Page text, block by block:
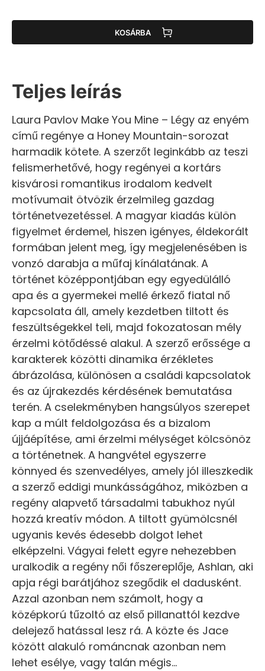
KOSÁRBA
Teljes leírás
Laura Pavlov Make You Mine – Légy az enyém
című regénye a Honey Mountain-sorozat
harmadik kötete. A szerzőt leginkább az teszi
felismerhetővé, hogy regényei a kortárs
kisvárosi romantikus irodalom kedvelt
motívumait ötvözik érzelmileg gazdag
történetvezetéssel. A magyar kiadás külön
figyelmet érdemel, hiszen igényes, éldekorált
formában jelent meg, így megjelenésében is
vonzó darabja a műfaj kínálatának. A
történet középpontjában egy egyedülálló
apa és a gyermekei mellé érkező fiatal nő
kapcsolata áll, amely kezdetben tiltott és
feszültségekkel teli, majd fokozatosan mély
érzelmi kötődéssé alakul. A szerző erőssége a
karakterek közötti dinamika érzékletes
ábrázolása, különösen a családi kapcsolatok
és az újrakezdés kérdésének bemutatása
terén. A cselekményben hangsúlyos szerepet
kap a múlt feldolgozása és a bizalom
újjáépítése, ami érzelmi mélységet kölcsönöz
a történetnek. A hangvétel egyszerre
könnyed és szenvedélyes, amely jól illeszkedik
a szerző eddigi munkásságához, miközben a
regény alapvető társadalmi tabukhoz nyúl
hozzá kreatív módon. A tiltott gyümölcsnél
ugyanis kevés édesebb dolgot lehet
elképzelni. Vágyai felett egyre nehezebben
uralkodik a regény női főszereplője, Ashlan, aki
apja régi barátjához szegődik el dadusként.
Azzal azonban nem számolt, hogy a
középkorú tűzoltó az első pillanattól kezdve
delejező hatással lesz rá. A közte és Jace
között alakuló románcnak azonban nem
lehet esélye, vagy talán mégis…